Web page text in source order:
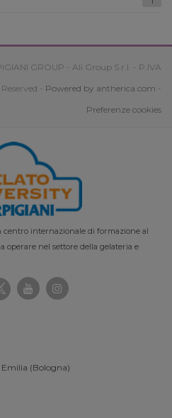
GROUP - Ali Group S.r.l. - P.IVA
- Powered by antherica.com -
Preferenze cookies
centro internazionale di formazione al
operare nel settore della gelateria e
(Bologna)